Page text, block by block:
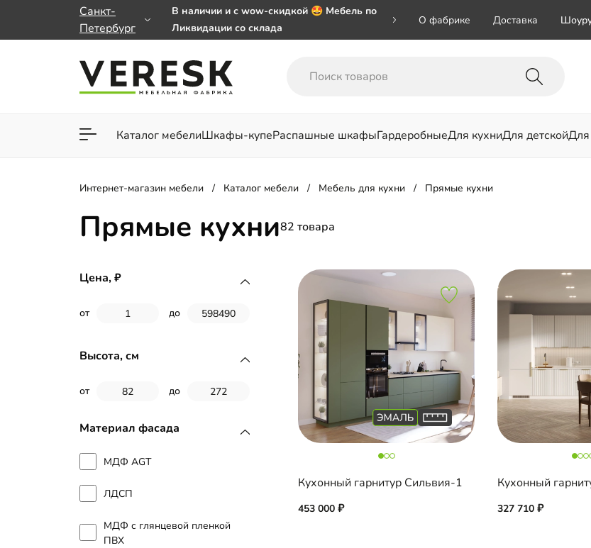
Санкт-
Петербург
В наличии и с wow-скидкой 🤩 Мебель по
Ликвидации со склада
заказе от 50 000 ₽
Важно! Наш Whatsapp переехал на номер
О фабрике Доставка
Каталог мебелиШкафы-купеРаспашные шкафыГардеробныеДля кухниДля детскойДля
Для гостиной Для спальни
Интернет-магазин мебели Каталог мебели Мебель для кухни Прямые кухни
Прямые кухни82 товара
Цена,
от до
Высота, см
от до
Материал фасада
МДФ AGT
ЛДСП
МДФ с глянцевой пленкой
ПВХ
Кухонный гарнитур Сильвия-1
453 000
Кухонный
327 710